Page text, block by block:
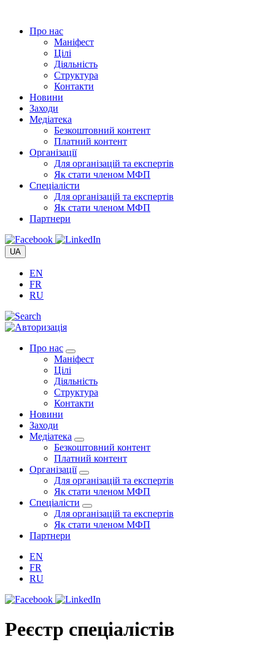
вмістуПро нас
Маніфест
Цілі
Діяльність
Структура
Контакти
Новини
Заходи
Медіатека
Безкоштовний контент
Платний контент
Організації
Для організацій та експертів
Як стати членом МФП
Спеціалісти
Для організацій та експертів
Як стати членом МФП
Партнери
UA
EN
FR
RU
Про нас
Маніфест
Цілі
Діяльність
Структура
Контакти
Новини
Заходи
Медіатека
Безкоштовний контент
Платний контент
Організації
Для організацій та експертів
Як стати членом МФП
Спеціалісти
Для організацій та експертів
Як стати членом МФП
Партнери
EN
FR
RU
Реєстр спеціалістів